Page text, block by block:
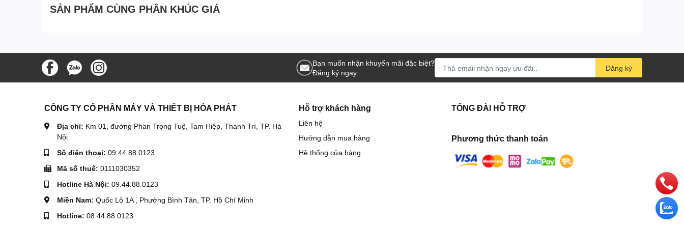
SẢN PHẨM CÙNG PHÂN KHÚC GIÁ
Bạn muốn nhận khuyến mãi đặc biệt?
Đăng ký ngay.
Đăng ký
CÔNG TY CỔ PHẦN MÁY VÀ THIẾT BỊ HÒA PHÁT
Địa chỉ: Km 01, đường Phan Trọng Tuệ, Tam Hiệp, Thanh Trì, TP. Hà
Nội
Số điện thoại: 09.44.88.0123
Mã số thuế: 0111030352
Hotline Hà Nội: 09.44.88.0123
Miền Nam: Quốc Lộ 1A , Phường Bình Tân, TP. Hồ Chí Minh
Hotline: 08.44.88.0123
Hỗ trợ khách hàng
Liên hệ
Hướng dẫn mua hàng
Hệ thống cửa hàng
TỔNG ĐÀI HỖ TRỢ
Phương thức thanh toán